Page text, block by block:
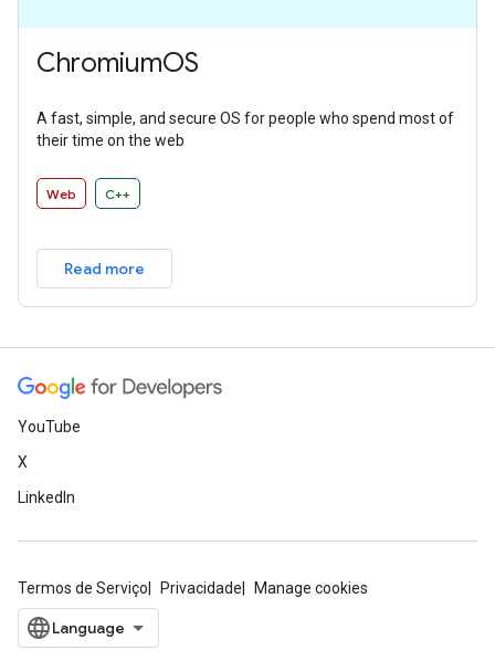
ChromiumOS
A fast, simple, and secure OS for people who spend most of
their time on the web
Web C++
Read more
YouTube
X
LinkedIn
Termos de Serviço Privacidade Manage cookies